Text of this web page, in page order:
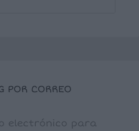
POR CORREO
electrónico para